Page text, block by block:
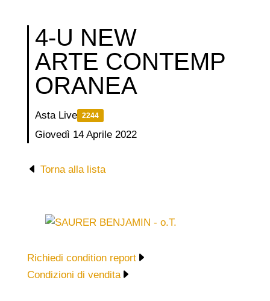
4-U NEW
ARTE CONTEMP
ORANEA
Asta Live 2244
Giovedì 14 Aprile 2022
Torna alla lista
Richiedi condition report
Condizioni di vendita